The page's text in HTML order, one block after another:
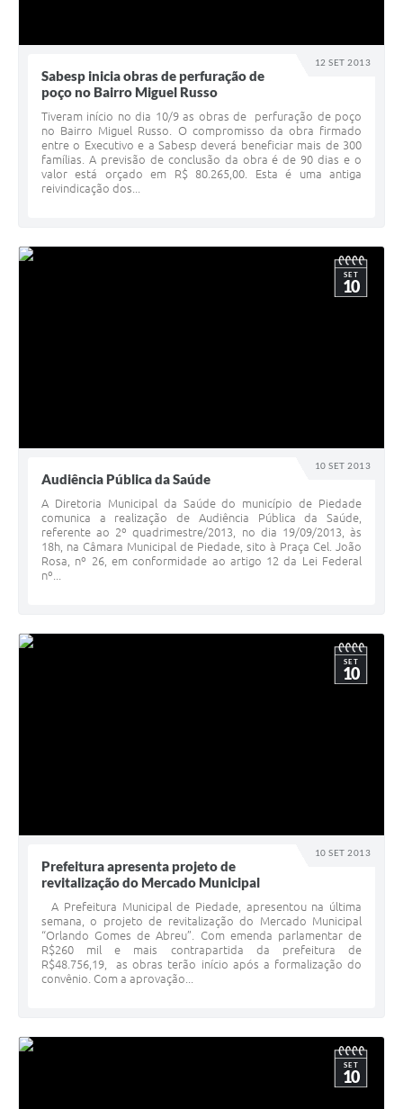
12 SET 2013
Sabesp inicia obras de perfuração de
poço no Bairro Miguel Russo
Tiveram início no dia 10/9 as obras de perfuração de poço
no Bairro Miguel Russo. O compromisso da obra firmado
entre o Executivo e a Sabesp deverá beneficiar mais de 300
famílias. A previsão de conclusão da obra é de 90 dias e o
valor está orçado em R$ 80.265,00. Esta é uma antiga
reivindicação dos...
10 SET 2013
SET
10
Audiência Pública da Saúde
A Diretoria Municipal da Saúde do município de Piedade
comunica a realização de Audiência Pública da Saúde,
referente ao 2º quadrimestre/2013, no dia 19/09/2013, às
18h, na Câmara Municipal de Piedade, sito à Praça Cel. João
Rosa, nº 26, em conformidade ao artigo 12 da Lei Federal
nº...
10 SET 2013
SET
10
Prefeitura apresenta projeto de
revitalização do Mercado Municipal
A Prefeitura Municipal de Piedade, apresentou na última
semana, o projeto de revitalização do Mercado Municipal
“Orlando Gomes de Abreu”. Com emenda parlamentar de
R$260 mil e mais contrapartida da prefeitura de
R$48.756,19, as obras terão início após a formalização do
convênio. Com a aprovação...
SET
10